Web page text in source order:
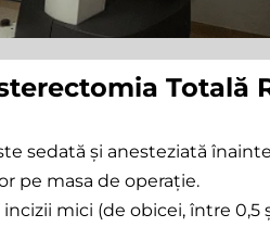
Totală
Totală
sedată și anesteziată
pe masa de operație.
incizii mici (de obicei, între